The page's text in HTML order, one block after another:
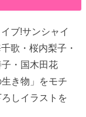
ブ!サンシャイ
歌・桜内梨子・
・国木田花
き物」をモチ
しイラストを